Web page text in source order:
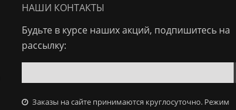
НАШИ КОНТАКТЫ
Будьте в курсе наших акций, подпишитесь на
рассылку:
Заказы на сайте принимаются круглосуточно. Режим